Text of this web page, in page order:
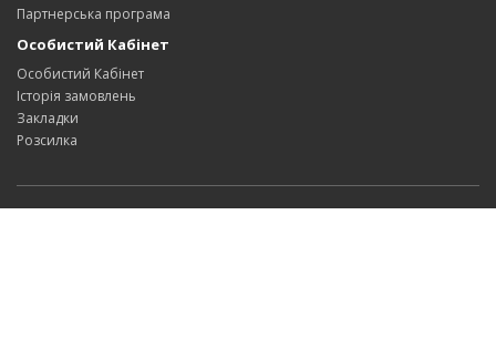
Партнерська програма
Особистий Кабінет
Особистий Кабінет
Історія замовлень
Закладки
Розсилка